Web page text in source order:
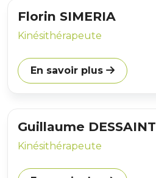
Florin SIMERIA
Kinésithérapeute
En savoir plus
Guillaume DESSAINT
Kinésithérapeute